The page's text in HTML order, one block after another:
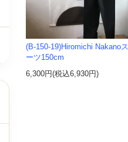
(B-150-19)Hiromichi Nakanoス
ーツ150cm
6,300円(税込6,930円)